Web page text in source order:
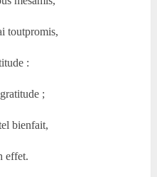
toutpromis,
:
;
bienfait,
effet.